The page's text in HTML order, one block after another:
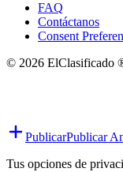
FAQ
Contáctanos
Consent
© 2026 ElClasificado
PublicarPublicar
Tus opciones de